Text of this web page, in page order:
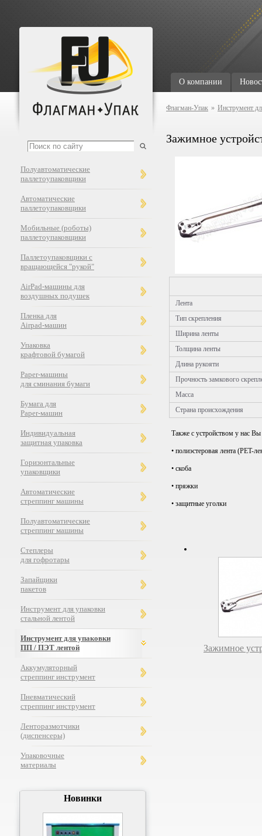
О компании
Полуавтоматические
паллетоупаковщики
Автоматические
паллетоупаковщики
Мобильные (роботы)
паллетоупаковщики
Паллетоупаковщики с
вращающейся "рукой"
AirPad-машины для
воздушных подушек
Пленка для
Airpad-машин
Упаковка
крафтовой бумагой
Paper-машины
для сминания бумаги
Бумага для
Paper-машин
Индивидуальная
защитная упаковка
Горизонтальные
упаковщики
Автоматические
стреппинг машины
Полуавтоматические
стреппинг машины
Степлеры
для гофротары
Запайщики
пакетов
Инструмент для упаковки
стальной лентой
Инструмент для упаковки
ПП / ПЭТ лентой
Аккумуляторный
стреппинг инструмент
Пневматический
стреппинг инструмент
Ленторазмотчики
(диспенсеры)
Упаковочные
материалы
Новинки
Флагман-Упак » Инструмент
Зажимное
Лента
Тип скрепления
Ширина ленты
Толщина ленты
Длина рукояти
Прочность замкового
Масса
Страна происхождения
Также с устройством у нас
• полиэстеровая лента (PET-
• скоба
• пряжки
• защитные уголки
Зажимное